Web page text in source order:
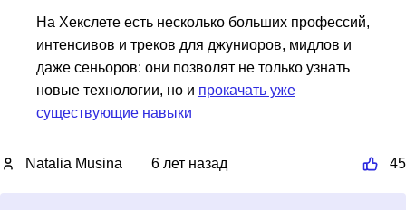
На Хекслете есть несколько больших профессий,
интенсивов и треков для джуниоров, мидлов и
даже сеньоров: они позволят не только узнать
новые технологии, но и прокачать уже
существующие навыки
Natalia Musina 6 лет назад 45